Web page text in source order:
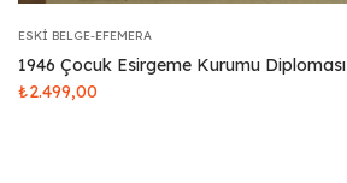
ESKI BELGE-EFEMERA
1946 Çocuk Esirgeme Kurumu Diploması
₺2.499,00